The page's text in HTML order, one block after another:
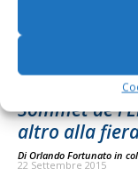
Sommet de
altro alla
Di Orlando Fortunato in
22 Settembre 2015